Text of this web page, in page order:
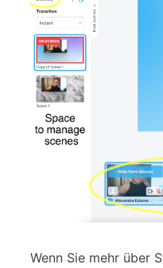
Wenn Sie mehr über